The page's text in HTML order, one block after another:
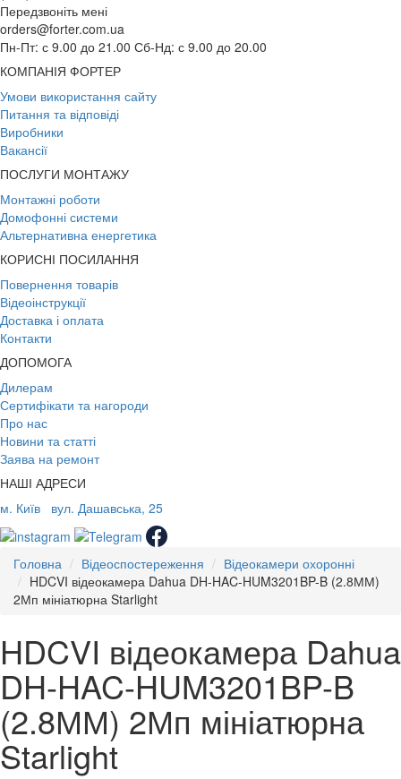
Передзвоніть мені
orders@forter.com.ua
Пн-Пт: с 9.00 до 21.00 Сб-Нд: с 9.00 до 20.00
КОМПАНІЯ ФОРТЕР
Умови використання сайту
Питання та відповіді
Виробники
Вакансії
ПОСЛУГИ МОНТАЖУ
Монтажні роботи
Домофонні системи
Альтернативна енергетика
КОРИСНІ ПОСИЛАННЯ
Повернення товарів
Відеоінструкції
Доставка і оплата
Контакти
ДОПОМОГА
Дилерам
Сертифікати та нагороди
Про нас
Новини та статті
Заява на ремонт
НАШІ АДРЕСИ
м. Київ
вул. Дашавська, 25
Головна Відеоспостереження
Відеокамери охоронні
HDCVI відеокамера Dahua DH-HAC-HUM3201BP-B (2.8ММ)
2Мп мініатюрна Starlight
HDCVI відеокамера Dahua
DH-HAC-HUM3201BP-B
(2.8ММ) 2Мп мініатюрна
Starlight